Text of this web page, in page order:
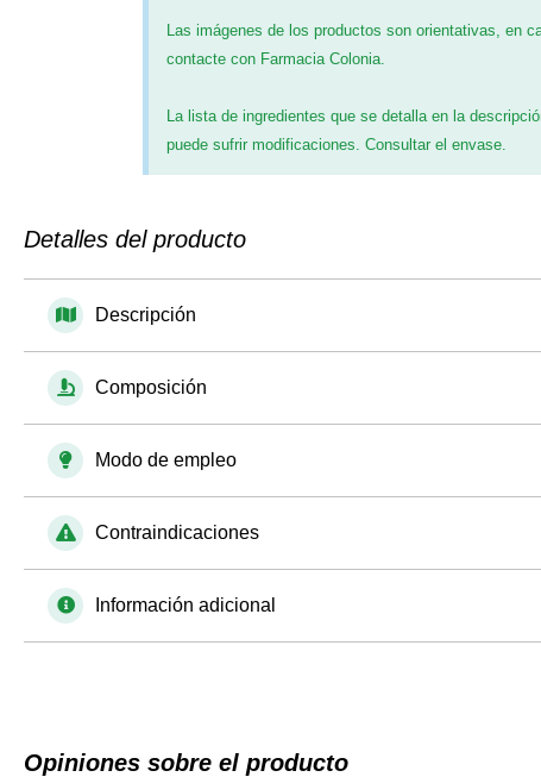
Las imágenes de los productos son orientativas, en
contacte con Farmacia Colonia.
La lista de ingredientes que se detalla en la
puede sufrir modificaciones. Consultar el envase.
Detalles del producto
Descripción
Composición
Modo de empleo
Contraindicaciones
Información adicional
Opiniones sobre el producto